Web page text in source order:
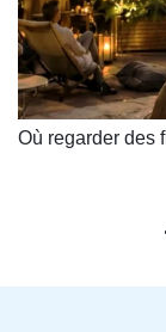
Où regarder des